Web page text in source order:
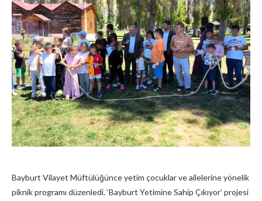
Bayburt Vilayet Müftülüğünce yetim çocuklar ve ailelerine yönelik
piknik programı düzenledi. ‘Bayburt Yetimine Sahip Çıkıyor’ projesi